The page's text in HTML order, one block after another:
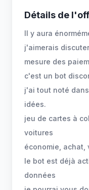
Détails de
Il y aura
j'aimerais
mesure des
c'est un bot
j'ai tout noté
idées.
jeu de cartes à
voitures
économie, achat,
le bot est déjà
données